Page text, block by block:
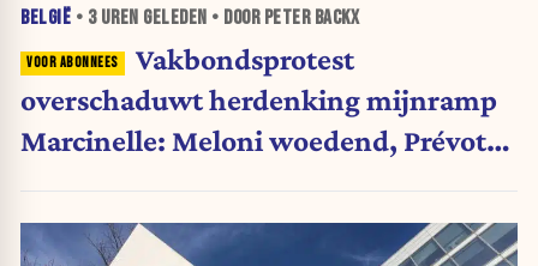
BELGIË • 3 UREN GELEDEN • DOOR PETER BACKX
Vakbondsprotest
overschaduwt herdenking mijnramp
Marcinelle: Meloni woedend, Prévot